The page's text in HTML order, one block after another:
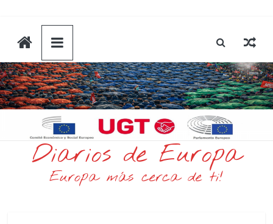
contenido
Diarios de Europa
Europa más cerca de ti!